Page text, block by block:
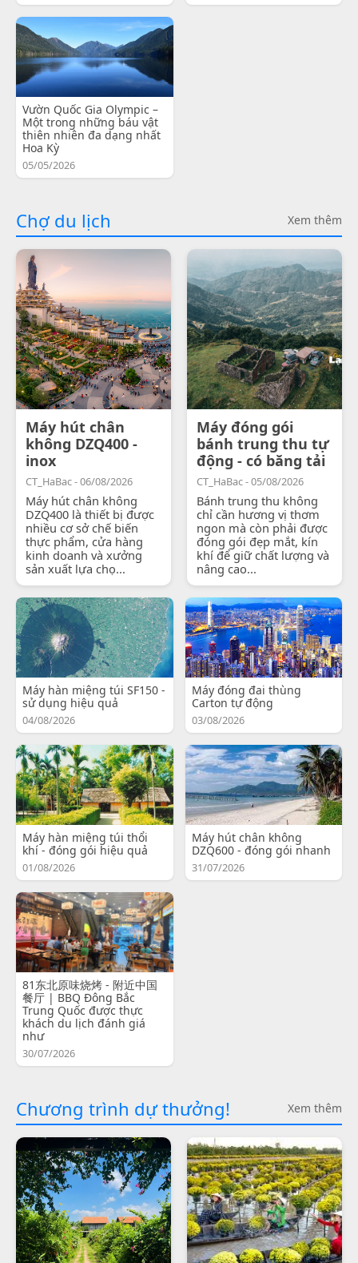
Vườn Quốc Gia Olympic –
Một trong những báu vật
thiên nhiên đa dạng nhất
Hoa Kỳ
05/05/2026
Chợ du lịch Xem thêm
Máy hút chân
không DZQ400 -
inox
CT_HaBac - 06/08/2026
Máy hút chân không
DZQ400 là thiết bị được
nhiều cơ sở chế biến
thực phẩm, cửa hàng
kinh doanh và xưởng
sản xuất lựa chọ...
Máy đóng gói
bánh trung thu tự
động - có băng tải
CT_HaBac - 05/08/2026
Bánh trung thu không
chỉ cần hương vị thơm
ngon mà còn phải được
đóng gói đẹp mắt, kín
khí để giữ chất lượng và
nâng cao...
Máy hàn miệng túi SF150 -
sử dụng hiệu quả
04/08/2026
Máy đóng đai thùng
Carton tự động
03/08/2026
Máy hàn miệng túi thổi
khí - đóng gói hiệu quả
01/08/2026
Máy hút chân không
DZQ600 - đóng gói nhanh
31/07/2026
81东北原味烧烤 - 附近中国
餐厅 | BBQ Đông Bắc
Trung Quốc được thực
khách du lịch đánh giá
như
30/07/2026
Chương trình dự thưởng! Xem thêm